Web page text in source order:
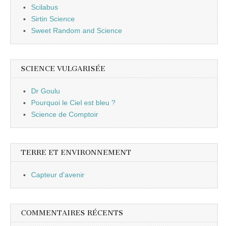
Scilabus
Sirtin Science
Sweet Random and Science
SCIENCE VULGARISÉE
Dr Goulu
Pourquoi le Ciel est bleu ?
Science de Comptoir
TERRE ET ENVIRONNEMENT
Capteur d'avenir
COMMENTAIRES RÉCENTS